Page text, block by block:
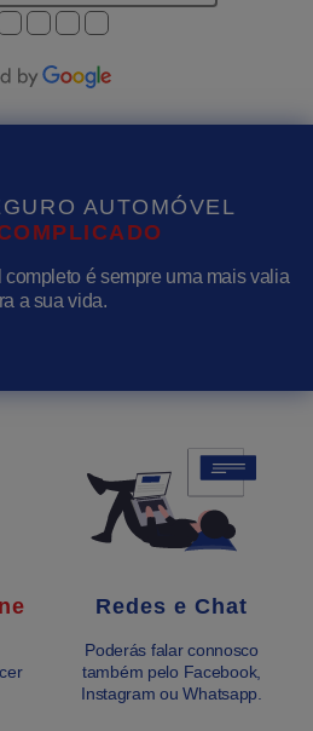
●●●●
AUTOMÓVEL
O MPLI CA DO
é sempre uma mais valia
a sua vida.
Redes e Chat
Poderás falar connosco
também pelo Facebook,
Instagram ou Whatsapp.